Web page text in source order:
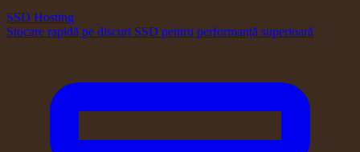
SSD Hosting
Stocare rapidă pe discuri SSD pentru performanță superioară